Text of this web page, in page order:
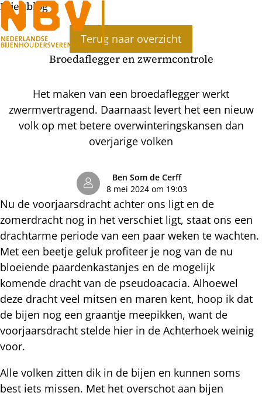
Bijenblog
Terug naar overzicht
Broedaflegger en zwermcontrole
Het maken van een broedaflegger werkt
zwermvertragend. Daarnaast levert het een nieuw
volk op met betere overwinteringskansen dan
overjarige volken
Ben Som de Cerff
8 mei 2024 om 19:03
Nu de voorjaarsdracht achter ons ligt en de
zomerdracht nog in het verschiet ligt, staat ons een
drachtarme periode van een paar weken te wachten.
Met een beetje geluk profiteer je nog van de nu
bloeiende paardenkastanjes en de mogelijk
komende dracht van de pseudoacacia. Alhoewel
deze dracht veel mitsen en maren kent, hoop ik dat
de bijen nog een graantje meepikken, want de
voorjaarsdracht stelde hier in de Achterhoek weinig
voor.
Alle volken zitten dik in de bijen en kunnen soms
best iets missen. Met het overschot aan bijen